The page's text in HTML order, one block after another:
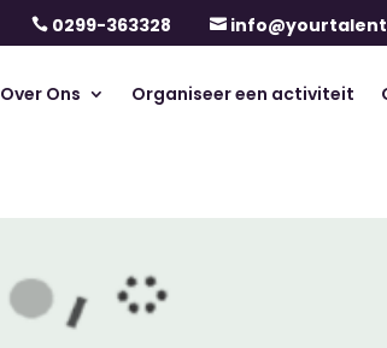
 0299-363328 
Over Ons Organiseer een activiteit